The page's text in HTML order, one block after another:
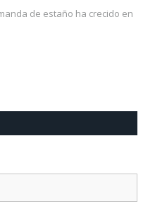
de estaño ha crecido en